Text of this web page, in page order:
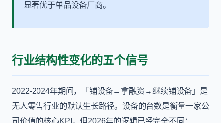
显著优于单品设备厂商。
行业结构性变化的五个信号
2022-2024年期间，「铺设备→拿融资→继续铺设备」是
无人零售行业的默认生长路径。设备的台数是衡量一家公
司价值的核心KPI。但2026年的逻辑已经完全不同：